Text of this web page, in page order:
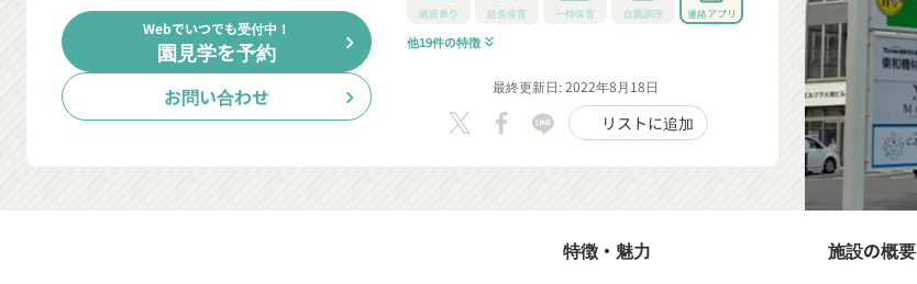
Webでいつでも受付中！
園見学を予約 chevron_right
お問い合わせ chevron_right
園庭あり 延長保育 一時保育 自園調理 連絡アプリ
他19件の特徴 keyboard_double_arrow_down
最終更新日: 2022年8月18日
リストに追加
特徴・魅力 施設の概要